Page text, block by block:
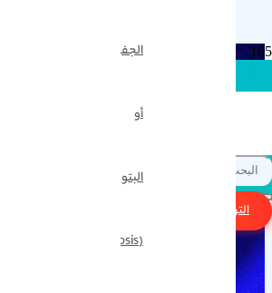
الجفون
أو
البتوز
(Ptosis)
التواصل الاستقبال